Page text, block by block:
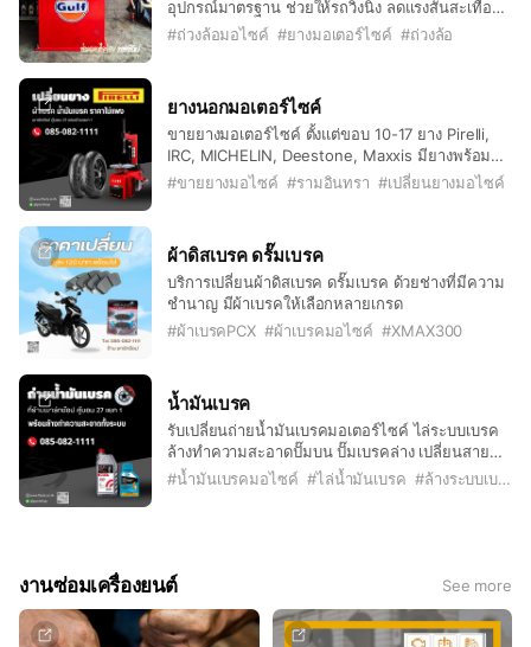
อุปกรณ์มาตรฐาน ช่วยให้รถวิ่งนิ่ง ลดแรงสั่นสะเทือน
ยืดอายุการใช้งานของยางและช่วงล่าง
#ถ่วงล้อมอไซค์ #ยางมอเตอร์ไซค์ #ถ่วงล้อ
ยางนอกมอเตอร์ไซค์
ขายยางมอเตอร์ไซค์ ตั้งแต่ขอบ 10-17 ยาง Pirelli,
IRC, MICHELIN, Deestone, Maxxis มียางพร้อม
เปลี่ยนเลย
#ขายยางมอไซค์ #รามอินทรา #เปลี่ยนยางมอไซค์
ผ้าดิสเบรค ดรั๊มเบรค
บริการเปลี่ยนผ้าดิสเบรค ดรั๊มเบรค ด้วยช่างที่มีความ
ชำนาญ มีผ้าเบรคให้เลือกหลายเกรด
#ผ้าเบรคPCX #ผ้าเบรคมอไซค์ #XMAX300
น้ำมันเบรค
รับเปลี่ยนถ่ายน้ำมันเบรคมอเตอร์ไซค์ ไล่ระบบเบรค
ล้างทำความสะอาดปั๊มบน ปั๊มเบรคล่าง เปลี่ยนสาย
เบรค เพื่อความปลอดภัยในการใช้งาน
#น้ำมันเบรคมอไซค์ #ไล่น้ำมันเบรค #ล้างระบบเบรค
งานซ่อมเครื่องยนต์ See more